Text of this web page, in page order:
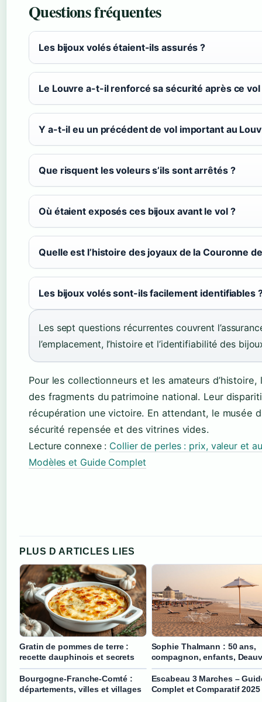
Questions fréquentes
Les bijoux volés étaient-ils assurés ?
Le Louvre a-t-il renforcé sa sécurité après ce vol
Y a-t-il eu un précédent de vol important au
Que risquent les voleurs s’ils sont arrêtés ?
Où étaient exposés ces bijoux avant le vol ?
Quelle est l’histoire des joyaux de la Couronne
Les bijoux volés sont-ils facilement identifiables
Les sept questions récurrentes couvrent
l’emplacement, l’histoire et l’identifiabilité des
Pour les collectionneurs et les amateurs
des fragments du patrimoine national. Leur
récupération une victoire. En attendant, le musée
sécurité repensée et des vitrines vides.
Lecture connexe : Collier de perles : prix, valeur et
Modèles et Guide Complet
PLUS D ARTICLES LIES
Gratin de pommes de terre :
recette dauphinois et secrets
Sophie Thalmann : 50 ans,
compagnon, enfants,
Bourgogne-Franche-Comté :
départements, villes et villages
Escabeau 3 Marches –
Complet et Comparatif 2025